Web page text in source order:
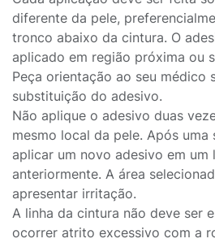
diferente da pele,
tronco abaixo da cintura. O
aplicado em região próxima ou
Peça orientação ao seu médico
substituição do adesivo.
Não aplique o adesivo duas
mesmo local da pele. Após uma
aplicar um novo adesivo em um
anteriormente. A área
apresentar irritação.
A linha da cintura não deve ser
ocorrer atrito excessivo com a